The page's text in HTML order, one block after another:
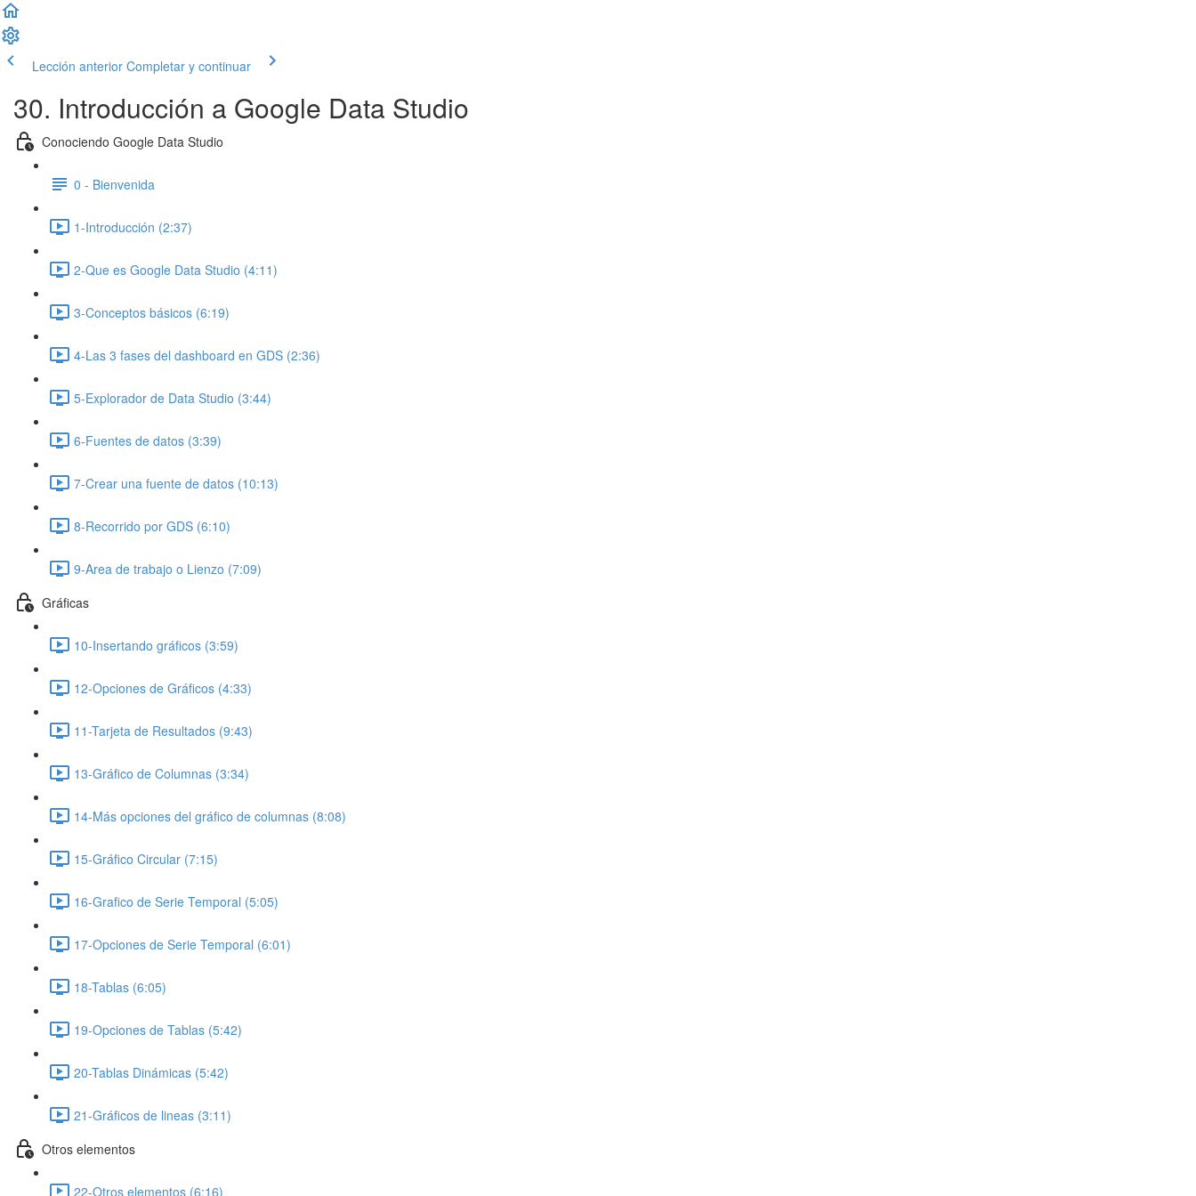
Lección anterior Completar y continuar
30. Introducción a Google Data Studio
Conociendo Google Data Studio
0 - Bienvenida
1-Introducción (2:37)
2-Que es Google Data Studio (4:11)
3-Conceptos básicos (6:19)
4-Las 3 fases del dashboard en GDS (2:36)
5-Explorador de Data Studio (3:44)
6-Fuentes de datos (3:39)
7-Crear una fuente de datos (10:13)
8-Recorrido por GDS (6:10)
9-Area de trabajo o Lienzo (7:09)
Gráficas
10-Insertando gráficos (3:59)
12-Opciones de Gráficos (4:33)
11-Tarjeta de Resultados (9:43)
13-Gráfico de Columnas (3:34)
14-Más opciones del gráfico de columnas (8:08)
15-Gráfico Circular (7:15)
16-Grafico de Serie Temporal (5:05)
17-Opciones de Serie Temporal (6:01)
18-Tablas (6:05)
19-Opciones de Tablas (5:42)
20-Tablas Dinámicas (5:42)
21-Gráficos de lineas (3:11)
Otros elementos
22-Otros elementos (6:16)